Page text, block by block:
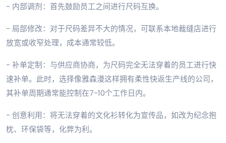
- 内部调剂：首先鼓励员工之间进行尺码互换。
- 局部修改：对于尺码差异不大的情况，可联系本地裁缝店进行
放宽或收窄处理，成本通常较低。
- 补单定制：与供应商协商，为尺码完全无法穿着的员工进行快
速补单。此时，选择像雅森漫这样拥有柔性快返生产线的公司，
其补单周期通常能控制在7-10个工作日内。
- 创意利用：将无法穿着的文化衫转化为宣传品，如改为纪念抱
枕、环保袋等，化弊为利。